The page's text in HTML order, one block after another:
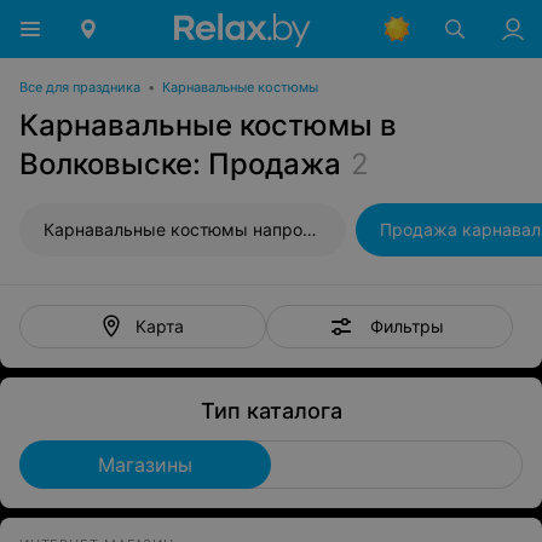
Все для праздника • Карнавальные костюмы
Карнавальные костюмы в
Волковыске: Продажа 2
Карнавальные костюмы напрокат
Карта Фильтры
Тип каталога
Магазины